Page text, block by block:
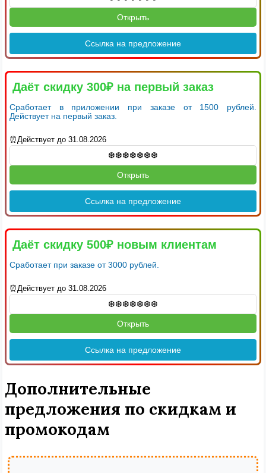
Открыть
Ссылка на предложение
Даёт скидку 300₽ на первый заказ
Сработает в приложении при заказе от 1500 рублей.
Действует на первый заказ.
⏰Действует до 31.08.2026
Открыть
Ссылка на предложение
Даёт скидку 500₽ новым клиентам
Сработает при заказе от 3000 рублей.
⏰Действует до 31.08.2026
Открыть
Ссылка на предложение
Дополнительные
предложения по скидкам и
промокодам